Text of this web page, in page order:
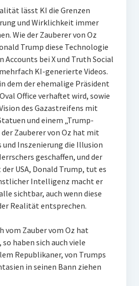
lässt KI die Grenzen
und Wirklichkeit immer
Wie der Zauberer von Oz
Trump diese Technologie
Accounts bei X und Truth Social
KI-generierte Videos.
dem der ehemalige Präsident
Office verhaftet wird, sowie
des Gazastreifens mit
und einem „Trump-
Zauberer von Oz hat mit
und Inszenierung die Illusion
geschaffen, und der
USA, Donald Trump, tut es
Intelligenz macht er
sichtbar, auch wenn diese
Realität entsprechen.
vom Zauber vom Oz hat
haben sich auch viele
Republikaner, von Trumps
in seinen Bann ziehen